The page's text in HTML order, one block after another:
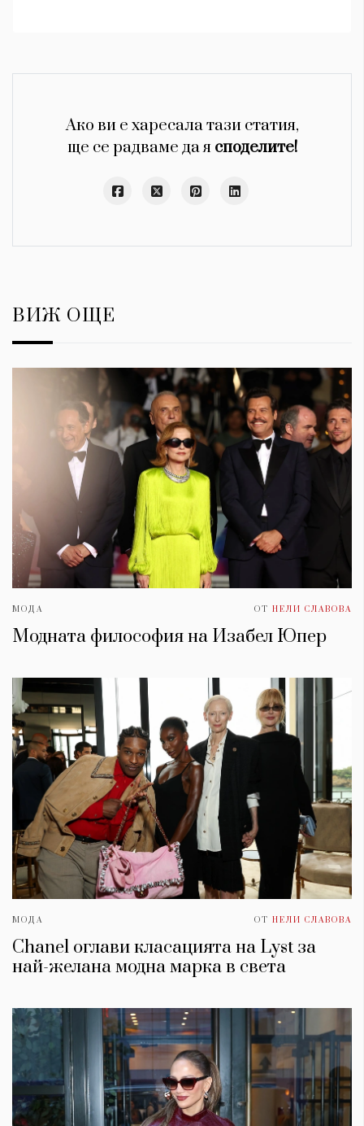
Ако ви е харесала тази статия,
ще се радваме да я споделите!
ВИЖ ОЩЕ
МОДА ОТ НЕЛИ СЛАВОВА
Модната философия на Изабел Юпер
МОДА ОТ НЕЛИ СЛАВОВА
Chanel оглави класацията на Lyst за
най-желана модна марка в света